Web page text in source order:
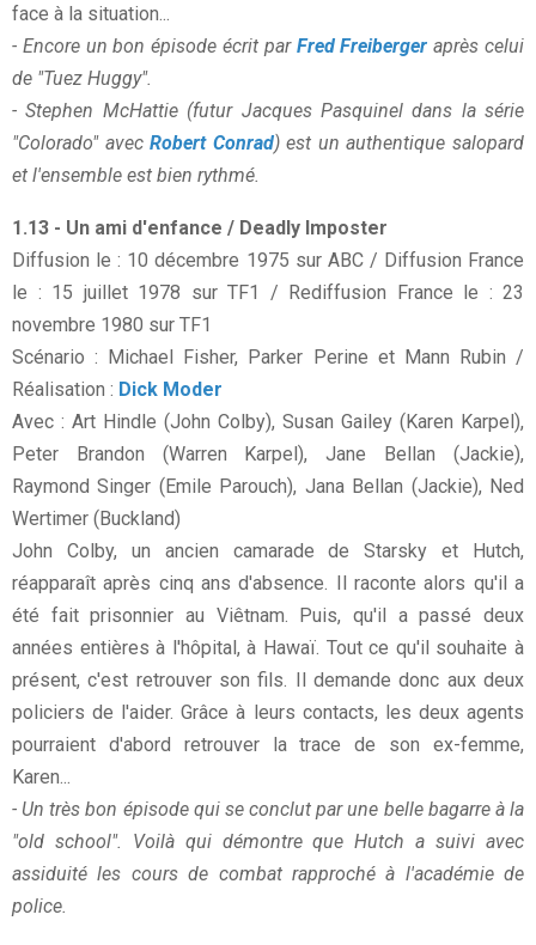
face à la situation...
- Encore un bon épisode écrit par Fred Freiberger après celui
de "Tuez Huggy".
- Stephen McHattie (futur Jacques Pasquinel dans la série
"Colorado" avecRobert Conrad) est un authentique salopard
et l'ensemble est bien rythmé.
1.13 - Un ami d'enfance / Deadly Imposter
Diffusion le : 10 décembre 1975 sur ABC / Diffusion France
le : 15 juillet 1978 sur TF1 / Rediffusion France le : 23
novembre 1980 sur TF1
Scénario : Michael Fisher, Parker Perine et Mann Rubin /
Réalisation : Dick Moder
Avec : Art Hindle (John Colby), Susan Gailey (Karen Karpel),
Peter Brandon (Warren Karpel), Jane Bellan (Jackie),
Raymond Singer (Emile Parouch), Jana Bellan (Jackie), Ned
Wertimer (Buckland)
John Colby, un ancien camarade de Starsky et Hutch,
réapparaît après cinq ans d'absence. Il raconte alors qu'il a
été fait prisonnier au Viêtnam. Puis, qu'il a passé deux
années entières à l'hôpital, à Hawaï. Tout ce qu'il souhaite à
présent, c'est retrouver son fils. Il demande donc aux deux
policiers de l'aider. Grâce à leurs contacts, les deux agents
pourraient d'abord retrouver la trace de son ex-femme,
Karen...
- Un très bon épisode qui se conclut par une belle bagarre à la
"old school". Voilà qui démontre que Hutch a suivi avec
assiduité les cours de combat rapproché à l'académie de
police.